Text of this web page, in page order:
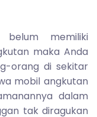
memiliki
maka Anda
orang di sekitar
mobil angkutan
dalam
tak diragukan